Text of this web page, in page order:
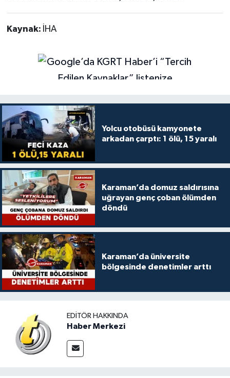
Kaynak: İHA
Yolcu otobüsü kamyonete
arkadan çarptı: 1 ölü, 15 yaralı
Karaman’da domuz saldırısına
uğrayan genç çoban ölümden
döndü
Karaman’da üniversite
bölgesinde denetimler arttı
EDITÖR HAKKINDA
Haber Merkezi